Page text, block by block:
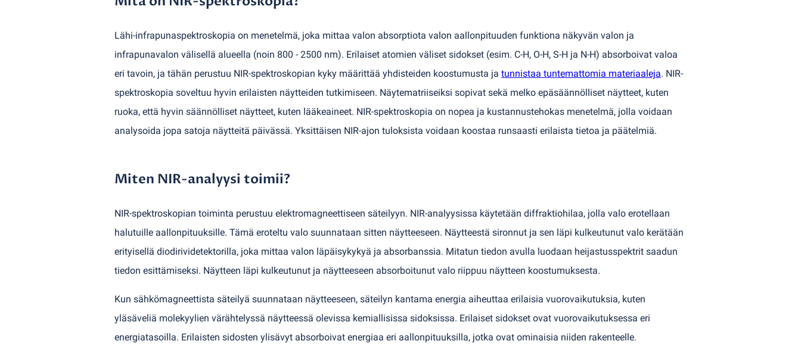
Lähi-infrapunaspektroskopia on menetelmä, joka mittaa valon absorptiota valon aallonpituuden funktiona näkyvän valon ja
infrapunavalon välisellä alueella (noin 800 - 2500 nm). Erilaiset atomien väliset sidokset (esim. C-H, O-H, S-H ja N-H) absorboivat valoa
eri tavoin, ja tähän perustuu NIR-spektroskopian kyky määrittää yhdisteiden koostumusta ja tunnistaa tuntemattomia materiaaleja. NIR-
spektroskopia soveltuu hyvin erilaisten näytteiden tutkimiseen. Näytematriiseiksi sopivat sekä melko epäsäännölliset näytteet, kuten
ruoka, että hyvin säännölliset näytteet, kuten lääkeaineet. NIR-spektroskopia on nopea ja kustannustehokas menetelmä, jolla voidaan
analysoida jopa satoja näytteitä päivässä. Yksittäisen NIR-ajon tuloksista voidaan koostaa runsaasti erilaista tietoa ja päätelmiä.
Miten NIR-analyysi toimii?
NIR-spektroskopian toiminta perustuu elektromagneettiseen säteilyyn. NIR-analyysissa käytetään diffraktiohilaa, jolla valo erotellaan
halutuille aallonpituuksille. Tämä eroteltu valo suunnataan sitten näytteeseen. Näytteestä sironnut ja sen läpi kulkeutunut valo kerätään
erityisellä diodirividetektorilla, joka mittaa valon läpäisykykyä ja absorbanssia. Mitatun tiedon avulla luodaan heijastusspektrit saadun
tiedon esittämiseksi. Näytteen läpi kulkeutunut ja näytteeseen absorboitunut valo riippuu näytteen koostumuksesta.
Kun sähkömagneettista säteilyä suunnataan näytteeseen, säteilyn kantama energia aiheuttaa erilaisia ​​vuorovaikutuksia, kuten
yläsäveliä molekyylien värähtelyssä näytteessä olevissa kemiallisissa sidoksissa. Erilaiset sidokset ovat vuorovaikutuksessa eri
energiatasoilla. Erilaisten sidosten ylisävyt absorboivat energiaa eri aallonpituuksilla, jotka ovat ominaisia ​​niiden rakenteelle.